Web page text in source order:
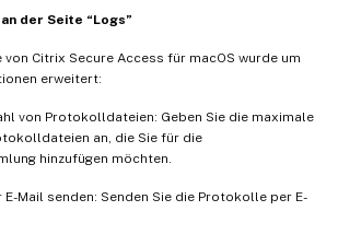
der Seite “Logs”
Citrix Secure Access für macOS wurde um
erweitert:
von Protokolldateien: Geben Sie die maximale
an, die Sie für die
hinzufügen möchten.
Mail senden: Senden Sie die Protokolle per E-